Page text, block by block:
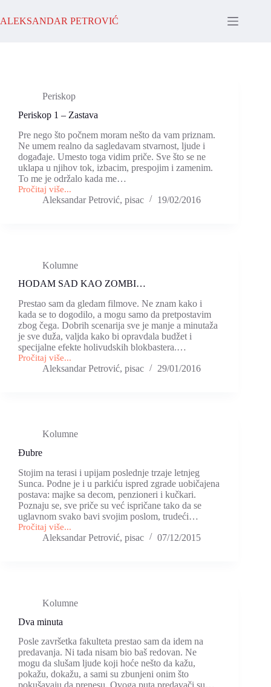
to
content
ALEKSANDAR PETROVIĆ
Periskop
Periskop 1 – Zastava
Pre nego što počnem moram nešto da vam priznam.
Ne umem realno da sagledavam stvarnost, ljude i
događaje. Umesto toga vidim priče. Sve što se ne
uklapa u njihov tok, izbacim, prespojim i zamenim.
To me je održalo kada me…
Pročitaj više...
Periskop
Aleksandar Petrović, pisac 19/02/2016
Kolumne
HODAM SAD KAO ZOMBI…
Prestao sam da gledam filmove. Ne znam kako i
kada se to dogodilo, a mogu samo da pretpostavim
zbog čega. Dobrih scenarija sve je manje a minutaža
je sve duža, valjda kako bi opravdala budžet i
specijalne efekte holivudskih blokbastera.…
Pročitaj više...
HODAM
Aleksandar Petrović, pisac 29/01/2016
Kolumne
Đubre
Stojim na terasi i upijam poslednje trzaje letnjeg
Sunca. Podne je i u parkiću ispred zgrade uobičajena
postava: majke sa decom, penzioneri i kučkari.
Poznaju se, sve priče su već ispričane tako da se
uglavnom svako bavi svojim poslom, trudeći…
Pročitaj više...
Đubre
Aleksandar Petrović, pisac 07/12/2015
Kolumne
Dva minuta
Posle završetka fakulteta prestao sam da idem na
predavanja. Ni tada nisam bio baš redovan. Ne
mogu da slušam ljude koji hoće nešto da kažu,
pokažu, dokažu, a sami su zbunjeni onim što